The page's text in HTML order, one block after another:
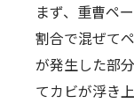
まず、重曹ペ
割合で混ぜて
が発生した部
てカビが浮き